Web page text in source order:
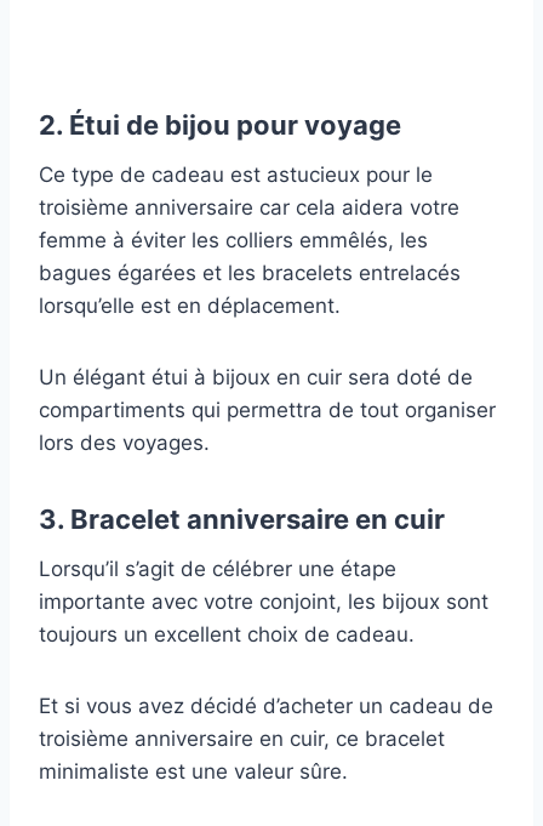
2. Étui de bijou pour voyage
Ce type de cadeau est astucieux pour le
troisième anniversaire car cela aidera votre
femme à éviter les colliers emmêlés, les
bagues égarées et les bracelets entrelacés
lorsqu’elle est en déplacement.
Un élégant étui à bijoux en cuir sera doté de
compartiments qui permettra de tout organiser
lors des voyages.
3. Bracelet anniversaire en cuir
Lorsqu’il s’agit de célébrer une étape
importante avec votre conjoint, les bijoux sont
toujours un excellent choix de cadeau.
Et si vous avez décidé d’acheter un cadeau de
troisième anniversaire en cuir, ce bracelet
minimaliste est une valeur sûre.